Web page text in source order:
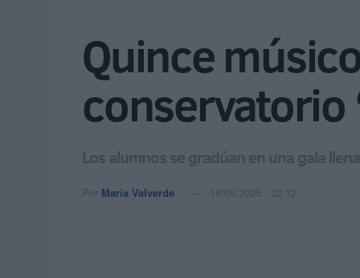
Quince
conservatorio
Los alumnos se gradúan en una gala
Por María Valverde 18/06/2025 - 22:12